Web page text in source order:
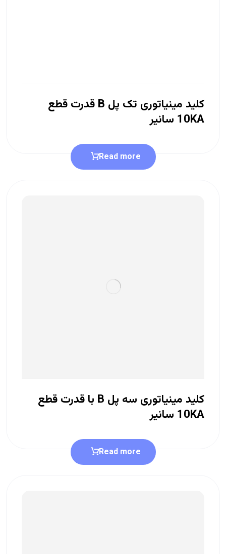
کلید مینیاتوری تک پل B قدرت قطع
10KA سانیر
Read more
کلید مینیاتوری سه پل B با قدرت قطع
10KA سانیر
Read more